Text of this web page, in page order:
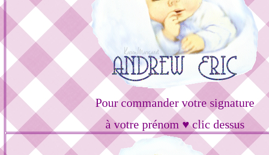
Pour commander votre signature
à votre prénom ♥ clic dessus